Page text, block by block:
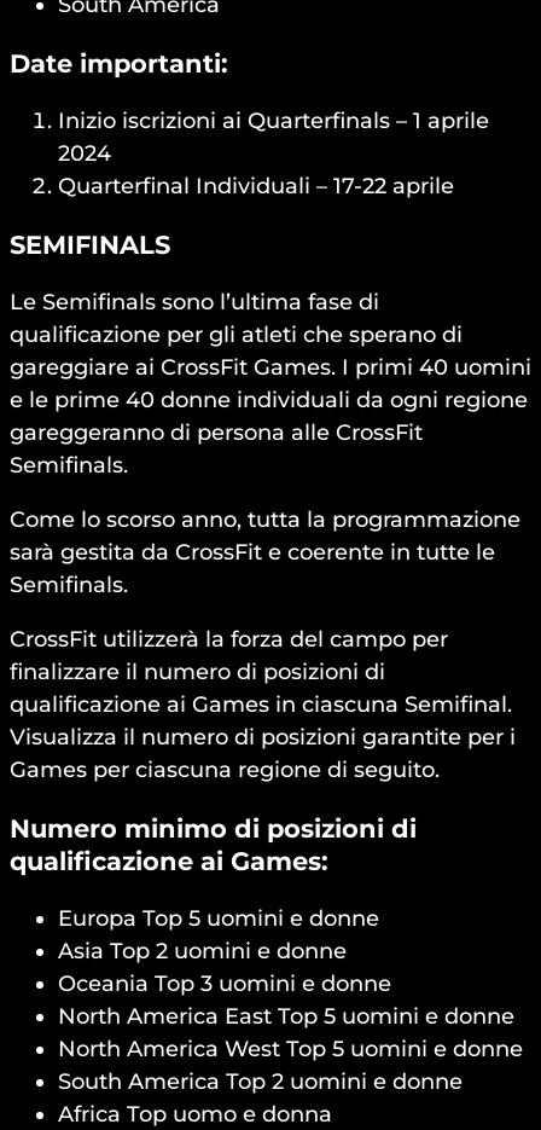
Date importanti:
Inizio iscrizioni ai Quarterfinals – 1 aprile
2024
Quarterfinal Individuali – 17-22 aprile
SEMIFINALS
Le Semifinals sono l’ultima fase di
qualificazione per gli atleti che sperano di
gareggiare ai CrossFit Games. I primi 40 uomini
e le prime 40 donne individuali da ogni regione
gareggeranno di persona alle CrossFit
Semifinals.
Come lo scorso anno, tutta la programmazione
sarà gestita da CrossFit e coerente in tutte le
Semifinals.
CrossFit utilizzerà la forza del campo per
finalizzare il numero di posizioni di
qualificazione ai Games in ciascuna Semifinal.
Visualizza il numero di posizioni garantite per i
Games per ciascuna regione di seguito.
Numero minimo di posizioni di
qualificazione ai Games:
Europa Top 5 uomini e donne
Asia Top 2 uomini e donne
Oceania Top 3 uomini e donne
North America East Top 5 uomini e donne
North America West Top 5 uomini e donne
South America Top 2 uomini e donne
Africa Top uomo e donna